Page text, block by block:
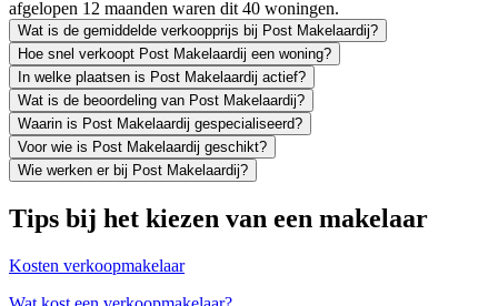
afgelopen 12 maanden waren dit 40 woningen.
Wat is de gemiddelde verkoopprijs bij Post Makelaardij?
Hoe snel verkoopt Post Makelaardij een woning?
In welke plaatsen is Post Makelaardij actief?
Wat is de beoordeling van Post Makelaardij?
Waarin is Post Makelaardij gespecialiseerd?
Voor wie is Post Makelaardij geschikt?
Wie werken er bij Post Makelaardij?
Tips bij het kiezen van een makelaar
Kosten verkoopmakelaar